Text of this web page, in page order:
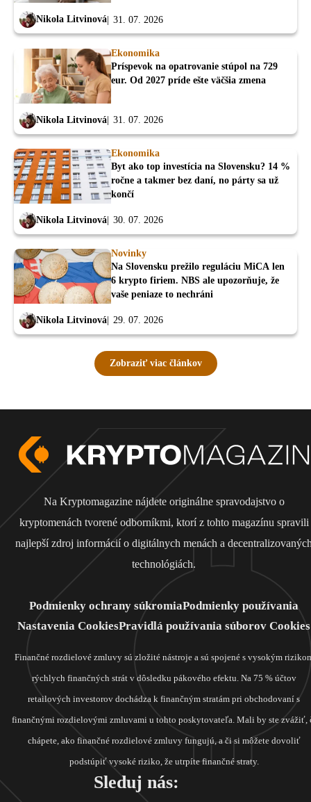
Nikola Litvinová 31. 07. 2026
Ekonomika
Príspevok na opatrovanie stúpol na 729
eur. Od 2027 príde ešte väčšia zmena
Nikola Litvinová 31. 07. 2026
Ekonomika
Byt ako top investícia na Slovensku? 14 %
ročne a takmer bez daní, no párty sa už
končí
Nikola Litvinová 30. 07. 2026
Novinky
Na Slovensku prežilo reguláciu MiCA len
6 krypto firiem. NBS ale upozorňuje, že
vaše peniaze to nechráni
Nikola Litvinová 29. 07. 2026
Zobraziť viac článkov
Na Kryptomagazine nájdete originálne spravodajstvo o
kryptomenách tvorené odborníkmi, ktorí z tohto magazínu spravili
najlepší zdroj informácií o digitálnych menách a
technológiách.
Podmienky ochrany súkromiaPodmienky používania
Nastavenia CookiesPravidlá používania súborov Cookies
Finančné rozdielové zmluvy sú zložité nástroje a sú spojené s vysokým
rýchlych finančných strát v dôsledku pákového efektu. Na 75 % účtov
retailových investorov dochádza k finančným stratám pri obchodovaní s
finančnými rozdielovými zmluvami u tohto poskytovateľa. Mali by ste zvážiť,
chápete, ako finančné rozdielové zmluvy fungujú, a či si môžete dovoliť
podstúpiť vysoké riziko, že utrpíte finančné straty.
Sleduj nás: